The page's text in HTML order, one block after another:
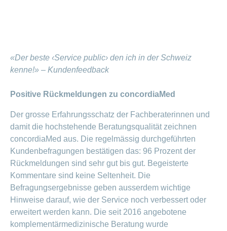
«Der beste ‹Service public› den ich in der Schweiz
kenne!» – Kundenfeedback
Positive Rückmeldungen zu concordiaMed
Der grosse Erfahrungsschatz der Fachberaterinnen und
damit die hochstehende Beratungsqualität zeichnen
concordiaMed aus. Die regelmässig durchgeführten
Kundenbefragungen bestätigen das: 96 Prozent der
Rückmeldungen sind sehr gut bis gut. Begeisterte
Kommentare sind keine Seltenheit. Die
Befragungsergebnisse geben ausserdem wichtige
Hinweise darauf, wie der Service noch verbessert oder
erweitert werden kann. Die seit 2016 angebotene
komplementärmedizinische Beratung wurde